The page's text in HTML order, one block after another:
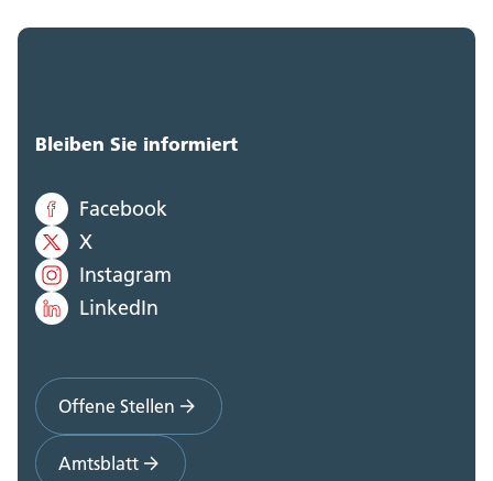
Bleiben Sie informiert
Facebook
X
Instagram
LinkedIn
Offene Stellen
Amtsblatt